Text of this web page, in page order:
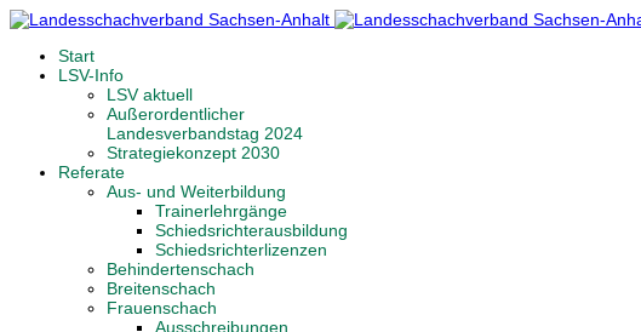
Start
LSV-Info
LSV aktuell
Außerordentlicher
Landesverbandstag 2024
Strategiekonzept 2030
Referate
Aus- und Weiterbildung
Trainerlehrgänge
Schiedsrichterausbildung
Schiedsrichterlizenzen
Behindertenschach
Breitenschach
Frauenschach
Ausschreibungen